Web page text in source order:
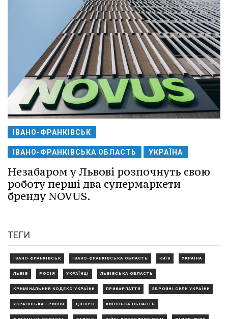
ІВАНО-ФРАНКІВСЬК
ІВАНО-ФРАНКІВСЬКА ОБЛАСТЬ УКРАЇНА
Незабаром у Львові розпочнуть свою
роботу перші два супермаркети
бренду NOVUS.
ТЕГИ
ІВАНО-ФРАНКІВСЬК ІВАНО-ФРАНКІВСЬКА ОБЛАСТЬ КИЇВ УКРАЇНА
ЛЬВІВ РОСІЯ УКРАЇНЦІ ЛЬВІВСЬКА ОБЛАСТЬ
КРИМІНАЛЬНИЙ КОДЕКС УКРАЇНИ ПРИКАРПАТТЯ ЗБРОЙНІ СИЛИ УКРАЇНИ
УКРАЇНСЬКА ГРИВНЯ ДНІПРО КИЇВСЬКА ОБЛАСТЬ